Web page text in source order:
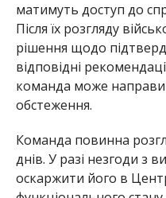
матимуть доступ до
Після їх розгляду
рішення щодо
відповідні
команда може
обстеження.
Команда повинна
днів. У разі незгоди з
оскаржити його в